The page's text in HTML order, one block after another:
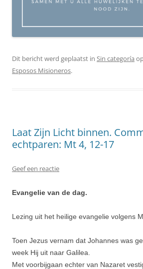
Dit bericht werd geplaatst in Sin categoría
Esposos Misioneros.
Laat Zijn Licht binnen.
echtparen: Mt 4, 12-17
Geef een reactie
Evangelie van de dag.
Lezing uit het heilige evangelie volgens
Toen Jezus vernam dat Johannes was
week Hij uit naar Galilea.
Met voorbijgaan echter van Nazaret